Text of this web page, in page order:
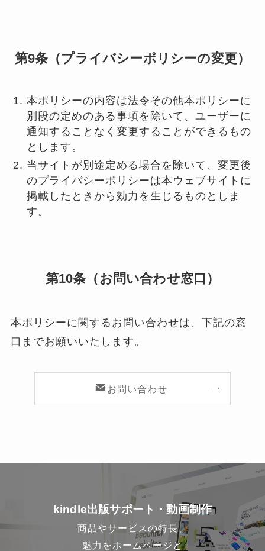
第9条（プライバシーポリシーの変更）
本ポリシーの内容は法令その他本ポリシーに
別段の定めのある事項を除いて、ユーザーに
通知することなく変更することができるもの
とします。
当サイトが別途定める場合を除いて、変更後
のプライバシーポリシーは本ウェブサイトに
掲載したときから効力を生じるものとしま
す。
第10条（お問い合わせ窓口）
本ポリシーに関するお問い合わせは、下記の窓
口までお願いいたします。
お問い合わせ
kindle出版サポート・動画制作
商品やサービスの特長、
魅力をホームページと